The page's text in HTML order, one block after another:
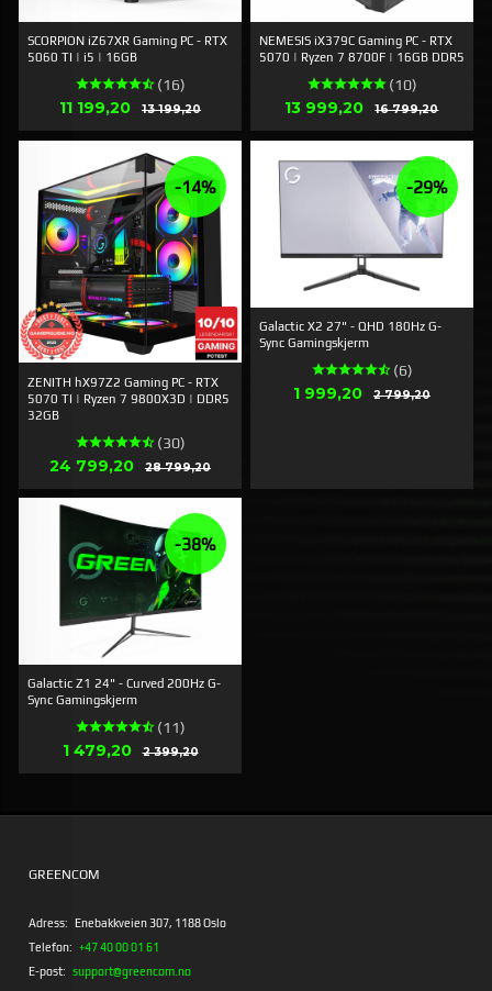
SCORPION iZ67XR Gaming PC - RTX
5060 TI | i5 | 16GB
(16)
Erbjudande
11 199,20 13 199,20Rabatt
NEMESIS iX379C Gaming PC - RTX
5070 | Ryzen 7 8700F | 16GB DDR5
(10)
Erbjudande
13 999,20 16 799,20Rabatt
ZENITH hX97Z2 Gaming PC - RTX
5070 TI | Ryzen 7 9800X3D | DDR5
32GB
(30)
Erbjudande
24 799,20 28 799,20Rabatt
-14%
Galactic X2 27" - QHD 180Hz G-
Sync Gamingskjerm
(6)
Erbjudande
1 999,20 2 799,20Rabatt
-29%
Galactic Z1 24" - Curved 200Hz G-
Sync Gamingskjerm
(11)
Erbjudande
1 479,20 2 399,20Rabatt
-38%
GREENCOM
Adress:
Enebakkveien 307, 1188 Oslo
Telefon: +47 40 00 01 61
E-post: support@greencom.no